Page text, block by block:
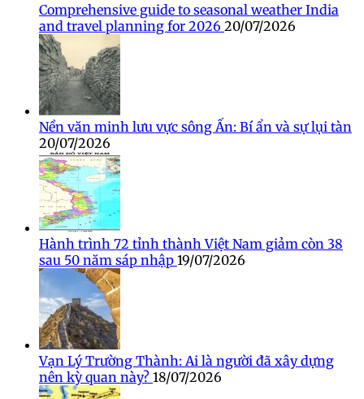
Comprehensive guide to seasonal weather India
and travel planning for 2026 20/07/2026
Nền văn minh lưu vực sông Ấn: Bí ẩn và sự lụi tàn
20/07/2026
Hành trình 72 tỉnh thành Việt Nam giảm còn 38
sau 50 năm sáp nhập 19/07/2026
Vạn Lý Trường Thành: Ai là người đã xây dựng
nên kỳ quan này? 18/07/2026